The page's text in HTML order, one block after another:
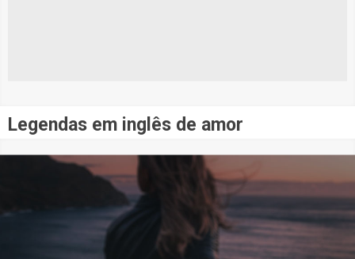
Legendas em inglês de amor